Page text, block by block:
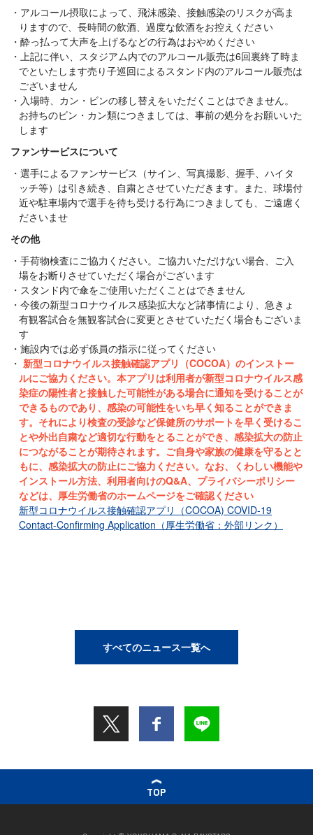
アルコール摂取によって、飛沫感染、接触感染のリスクが高ま
りますので、長時間の飲酒、過度な飲酒をお控えください
酔っ払って大声を上げるなどの行為はおやめください
上記に伴い、スタジアム内でのアルコール販売は6回裏終了時ま
でといたします売り子巡回によるスタンド内のアルコール販売は
ございません
入場時、カン・ビンの移し替えをいただくことはできません。
お持ちのビン・カン類につきましては、事前の処分をお願いいた
します
ファンサービスについて
選手によるファンサービス（サイン、写真撮影、握手、ハイタ
ッチ等）は引き続き、自粛とさせていただきます。また、球場付
近や駐車場内で選手を待ち受ける行為につきましても、ご遠慮く
ださいませ
その他
手荷物検査にご協力ください。ご協力いただけない場合、ご入
場をお断りさせていただく場合がございます
スタンド内で傘をご使用いただくことはできません
今後の新型コロナウイルス感染拡大など諸事情により、急きょ
有観客試合を無観客試合に変更とさせていただく場合もございま
す
施設内では必ず係員の指示に従ってください
新型コロナウイルス接触確認アプリ（COCOA）のインストー
ルにご協力ください。本アプリは利用者が新型コロナウイルス感
染症の陽性者と接触した可能性がある場合に通知を受けることが
できるものであり、感染の可能性をいち早く知ることができま
す。それにより検査の受診など保健所のサポートを早く受けるこ
とや外出自粛など適切な行動をとることができ、感染拡大の防止
につながることが期待されます。ご自身や家族の健康を守るとと
もに、感染拡大の防止にご協力ください。なお、くわしい機能や
インストール方法、利用者向けのQ&A、プライバシーポリシー
などは、厚生労働省のホームページをご確認ください
新型コロナウイルス接触確認アプリ（COCOA) COVID-19
Contact-Confirming Application（厚生労働省：外部リンク）
すべてのニュース一覧へ
TOP